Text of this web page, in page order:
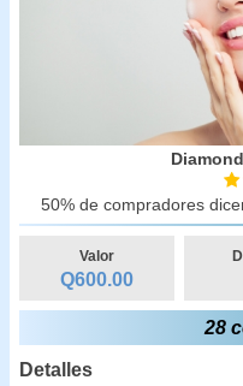
50% de compradores
Valor
Q600.00
28
Detalles